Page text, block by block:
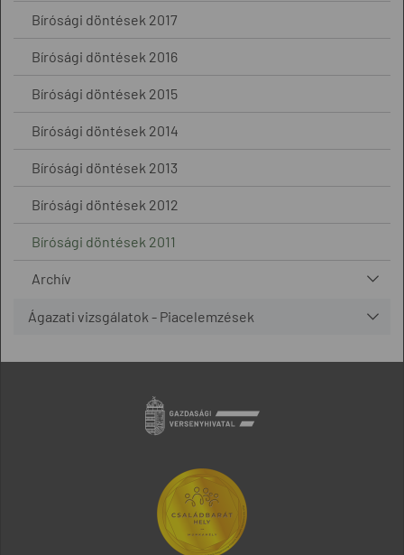
Bírósági döntések 2017
Bírósági döntések 2016
Bírósági döntések 2015
Bírósági döntések 2014
Bírósági döntések 2013
Bírósági döntések 2012
Bírósági döntések 2011
Archív
Ágazati vizsgálatok - Piacelemzések